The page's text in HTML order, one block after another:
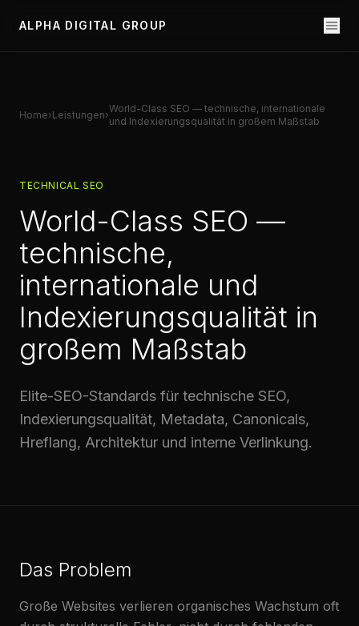
ALPHA DIGITAL GROUP
Home›Leistungen›
World-Class SEO — technische, internationale
und Indexierungsqualität in großem Maßstab
TECHNICAL SEO
World-Class SEO —
technische,
internationale und
Indexierungsqualität in
großem Maßstab
Elite-SEO-Standards für technische SEO,
Indexierungsqualität, Metadata, Canonicals,
Hreflang, Architektur und interne Verlinkung.
Das Problem
Große Websites verlieren organisches Wachstum oft